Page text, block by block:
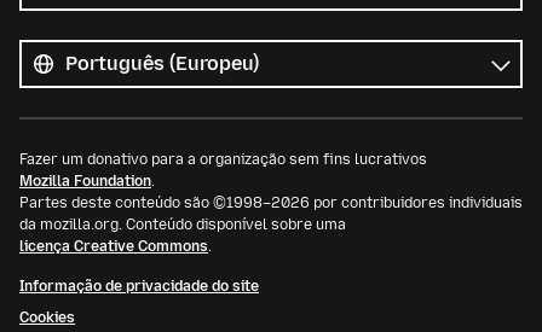
os
idiomas
Idioma
Fazer um donativo para a organização sem fins lucrativos
Mozilla Foundation.
Partes deste conteúdo são ©1998–2026 por contribuidores individuais
da mozilla.org. Conteúdo disponível sobre uma
licença Creative Commons.
Informação de privacidade do site
Cookies